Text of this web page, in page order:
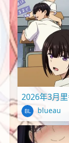
2026年3月
blueau